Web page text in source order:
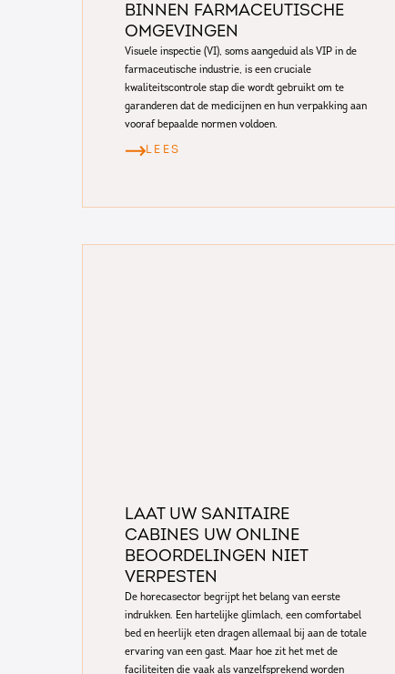
binnen farmaceutische
omgevingen
Visuele inspectie (VI), soms aangeduid als VIP in de
farmaceutische industrie, is een cruciale
kwaliteitscontrole stap die wordt gebruikt om te
garanderen dat de medicijnen en hun verpakking aan
vooraf bepaalde normen voldoen.
LEES
Laat uw sanitaire
cabines uw online
beoordelingen niet
verpesten
De horecasector begrijpt het belang van eerste
indrukken. Een hartelijke glimlach, een comfortabel
bed en heerlijk eten dragen allemaal bij aan de totale
ervaring van een gast. Maar hoe zit het met de
faciliteiten die vaak als vanzelfsprekend worden